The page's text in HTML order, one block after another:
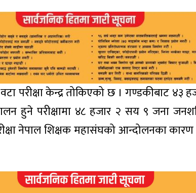
परीक्षा केन्द्र तोकिएको छ । गण्डकीबाट ४३
हुने परीक्षामा ४८ हजार २ सय ९ जना
नेपाल शिक्षक महासंघको आन्दोलनका